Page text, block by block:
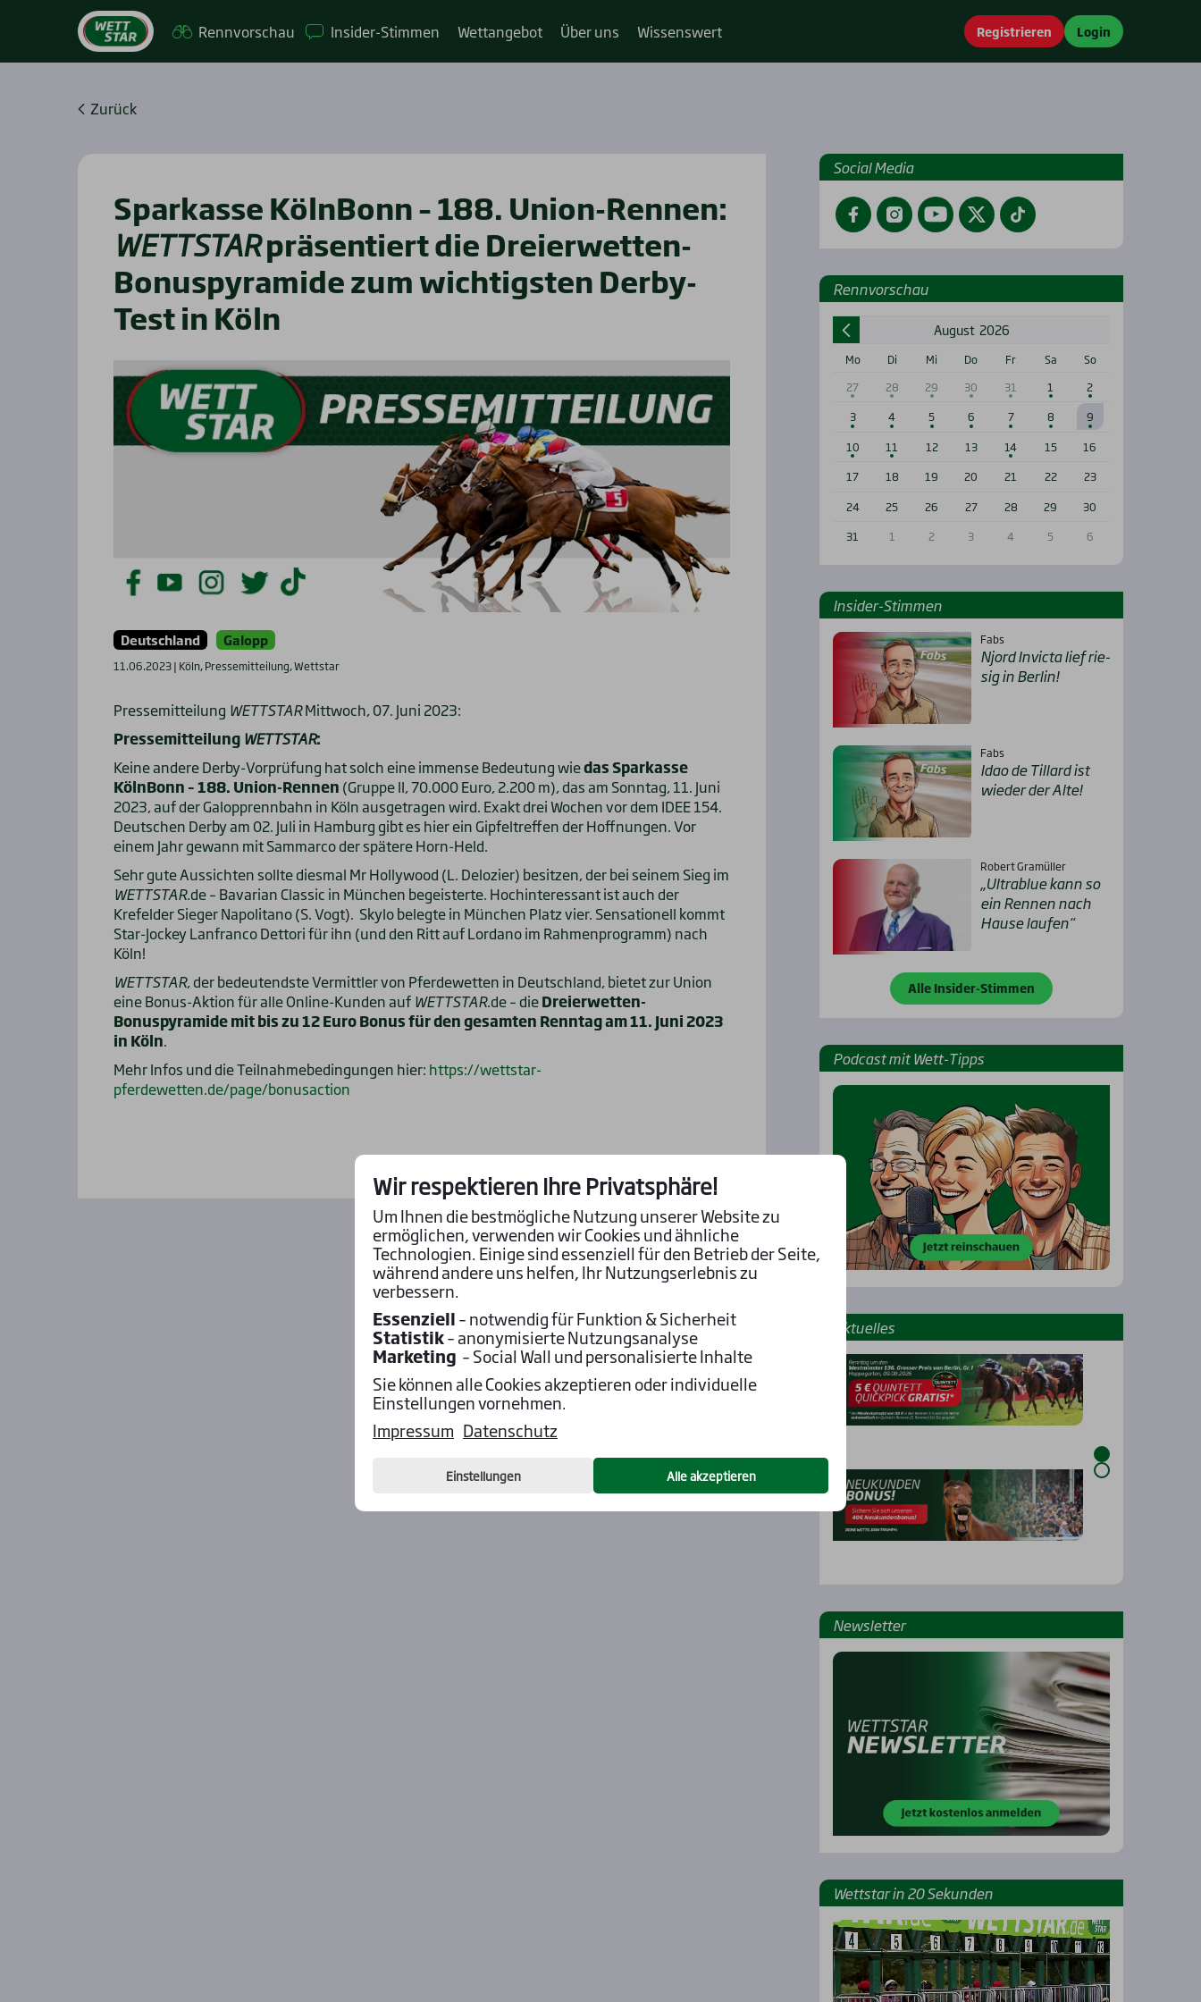
Renn­vor­schau Insi­­der-Stim­­men Wett­an­ge­bot Über uns Wis­sens­wert Registrieren Login
Zurück
Spar­kas­se Köln­Bonn – 188. Uni­on-Ren­nen:
WETTSTARprä­sen­tiert die Drei­er­wet­ten-
Bonus­py­ra­mi­de zum wich­tigs­ten Der­by-
Test in Köln
Deutschland Galopp
11.06.2023 | Köln, Pressemitteilung, Wettstar
Pressemitteilung WETTSTARMittwoch, 07. Juni 2023:
Pressemitteilung WETTSTAR:
Keine andere Derby-Vorprüfung hat solch eine immense Bedeutung wiedas Sparkasse
KölnBonn – 188. Union-Rennen (Gruppe II, 70.000 Euro, 2.200 m), das am Sonntag, 11. Juni
2023, auf der Galopprennbahn in Köln ausgetragen wird. Exakt drei Wochen vor dem IDEE 154.
Deutschen Derby am 02. Juli in Hamburg gibt es hier ein Gipfeltreffen der Hoffnungen. Vor
einem Jahr gewann mit Sammarco der spätere Horn-Held.
Sehr gute Aussichten sollte diesmal Mr Hollywood (L. Delozier) besitzen, der bei seinem Sieg im
WETTSTAR.de – Bavarian Classic in München begeisterte. Hochinteressant ist auch der
Krefelder Sieger Napolitano (S. Vogt). Skylo belegte in München Platz vier. Sensationell kommt
Star-Jockey Lanfranco Dettori für ihn (und den Ritt auf Lordano im Rahmenprogramm) nach
Köln!
WETTSTAR, der bedeutendste Vermittler von Pferdewetten in Deutschland, bietet zur Union
eine Bonus-Aktion für alle Online-Kunden auf WETTSTAR.de – dieDreierwetten-
Bonuspyramide mit bis zu 12 Euro Bonus für den gesamten Renntag am 11. Juni 2023
in Köln.
Mehr Infos und die Teilnahmebedingungen hier: https://wettstar-
pferdewetten.de/page/bonusaction
Social Media
FacebookInstagramYouTubeTwitterTikTok
Renn­vor­schau
August 2026
Mo Di Mi Do Fr Sa
So
27
28 29 30 31 1
2
3
4 5 6 7 8
9
10
11 12 13 14 15
16
17
18 19 20 21 22
23
24
25 26 27 28 29
30
31
1 2 3 4 5 6
Insi­der-Stim­men
Fabs
Njord Invic­ta lief rie­
sig in Ber­lin!
Fabs
Idao de Til­lard ist
wie­der der Alte!
Robert Gramüller
„Ultra­b­lue kann so
ein Ren­nen nach
Hau­se lau­fen“
Alle Insider-Stimmen
Pod­cast mit Wett-Tipps
Aktu­el­les
Rennbahnen
News­let­ter
Wett­star in 20 Sekun­den
Wir respektieren Ihre Privatsphäre!
Um Ihnen die bestmögliche Nutzung unserer Website zu
ermöglichen, verwenden wir Cookies und ähnliche
Technologien. Einige sind essenziell für den Betrieb der Seite,
während andere uns helfen, Ihr Nutzungserlebnis zu
verbessern.
Essenziell– notwendig für Funktion & Sicherheit
Statistik– anonymisierte Nutzungsanalyse
Marketing – Social Wall und personalisierte Inhalte
Sie können alle Cookies akzeptieren oder individuelle
Einstellungen vornehmen.
Impressum Datenschutz
Einstellungen Alle akzeptieren